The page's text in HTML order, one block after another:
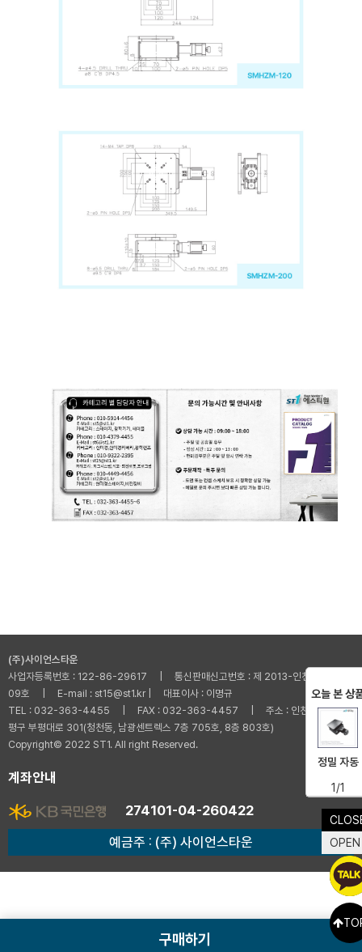
구매하기
(주)사이언스타운
사업자등록번호 : 122-86-29617 | 통신판매신고번호 : 제 2013-인천부평-001
09호 | E-mail : st15@st1.kr | 대표이사 : 이명규
TEL : 032-363-4455 | FAX : 032-363-4457 | 주소 : 인천광역시 부
평구 부평대로 301(청천동, 남광센트렉스 7층 705호, 8층 803호)
Copyright© 2022 ST1. All right Reserved.
계좌안내
274101-04-260422
예금주 : (주) 사이언스타운
OPEN
오늘 본 상
정밀 자동
1/1